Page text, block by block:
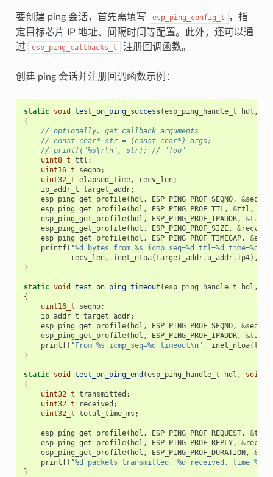
要创建 ping 会话，首先需填写 esp_ping_config_t
，指
定目标芯片 IP 地址、间隔时间等配置。此外，还可以通
过
esp_ping_callbacks_t 注册回调函数。
创建 ping 会话并注册回调函数示例：
static void test_on_ping_success (esp_ping_handle_t hdl ,
{
// optionally, get callback arguments
// const char* str = (const char*) args;
// printf("%s\r\n", str); // "foo"
uint8_t ttl ;
uint16_t
seqno;
uint32_t elapsed_time, recv_len;
ip_addr_t target_addr;
esp_ping_get_profile( hdl , ESP_PING_PROF_SEQNO, &seqno
esp_ping_get_profile( hdl , ESP_PING_PROF_TTL, &ttl ,
esp_ping_get_profile( hdl , ESP_PING_PROF_IPADDR, &
esp_ping_get_profile( hdl , ESP_PING_PROF_SIZE, &
esp_ping_get_profile( hdl , ESP_PING_PROF_TIMEGAP, &
printf( "%d bytes from %s icmp_seq=%d ttl=%d time=%d ms
recv_len, inet_ntoa(target_addr. u_addr. ip4),
}
static void test_on_ping_timeout (esp_ping_handle_t hdl ,
{
uint16_t
seqno;
ip_addr_t target_addr;
esp_ping_get_profile( hdl , ESP_PING_PROF_SEQNO, &seqno
esp_ping_get_profile( hdl , ESP_PING_PROF_IPADDR, &
printf( "From %s icmp_seq=%d timeout\n" , inet_ntoa(
}
static void test_on_ping_end (esp_ping_handle_t hdl , void
{
uint32_t transmitted ;
uint32_t
received ;
uint32_t total_time_ms ;
esp_ping_get_profile( hdl , ESP_PING_PROF_REQUEST, &
esp_ping_get_profile( hdl , ESP_PING_PROF_REPLY, &
esp_ping_get_profile( hdl , ESP_PING_PROF_DURATION, &
printf( "%d packets transmitted, %d received, time %dms
}